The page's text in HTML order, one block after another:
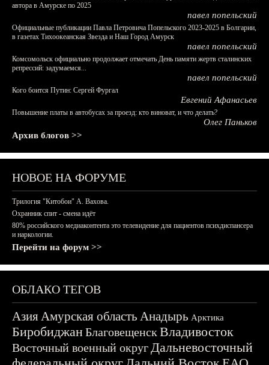
автора в Амурске по 2025
павел попельский
Официальные публикации Павла Петровича Попельского 2023-2025 в Болгарии,
в газетах Тихоокеанская Звезда и Наш Город Амурск
павел попельский
Комсомольск официально продолжает отмечать День памяти жертв сталинских
репрессий: задумаемся...
павел попельский
Кого боится Путин: Сергей Фургал
Евгений Афанасьев
Повышение платы в автобусах за проезд: кто виноват, и что делать?
Олег Паньков
Архив блогов >>
НОВОЕ НА ФОРУМЕ
Трилогия "Китобои" А. Вахова.
Охранник спит - смена идёт
80% российского медиаконтента это телевидение для пациентов психдиспансера
и наркологии.
Перейти на форум >>
ОБЛАКО ТЕГОВ
АзияАмурская область Анадырь Арктика
БиробиджанБлаговещенскВладивосток
Восточный военный округДальневосточный